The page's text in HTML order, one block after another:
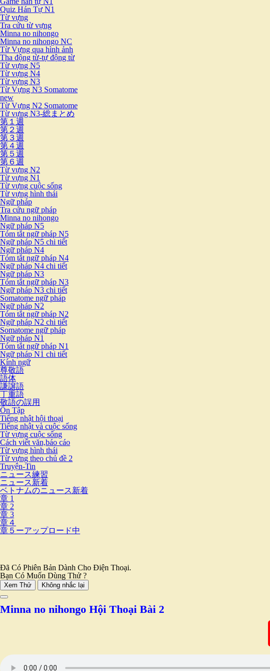
Quiz Hán Tự N1
Từ vựng
Tra cứu từ vựng
Minna no nihongo
Minna no nihongo NC
Từ Vựng qua hình ảnh
Tha động từ-tự động từ
Từ vựng N5
Từ vựng N4
Từ vựng N3
Từ Vựng N3 Somatome
new
Từ Vựng N2 Somatome
Từ vựng N3-総まとめ
第１週
第２週
第３週
第４週
第５週
第６週
Từ vựng N2
Từ vựng N1
Từ vựng cuộc sống
Từ vựng hình thái
Ngữ pháp
Tra cứu ngữ pháp
Minna no nihongo
Ngữ pháp N5
Tóm tắt ngữ pháp N5
Ngữ pháp N5 chi tiết
Ngữ pháp N4
Tóm tắt ngữ pháp N4
Ngữ pháp N4 chi tiết
Ngữ pháp N3
Tóm tắt ngữ pháp N3
Ngữ pháp N3 chi tiết
Somatome ngữ pháp
Ngữ pháp N2
Tóm tắt ngữ pháp N2
Ngữ pháp N2 chi tiết
Somatome ngữ pháp
Ngữ pháp N1
Tóm tắt ngữ pháp N1
Ngữ pháp N1 chi tiết
Kính ngữ
尊敬語
語体
謙譲語
丁重語
敬語の誤用
Ôn Tập
Tiếng nhật hội thoại
Tiếng nhật và cuộc sống
Từ vựng cuộc sống
Cách viết văn,báo cáo
Từ vựng hình thái
Từ vựng theo chủ đề 2
Truyện-Tin
ニュース練習
ニュース新着
ベトナムのニュース新着
章 1
章 2
章 3
章４
章５ーアップロード中
Đã Có Phiên Bản Dành Cho Điện Thoại.
Bạn Có Muốn Dùng Thử ?
Xem Thử Không nhắc lại
Minna no nihongo Hội Thoại Bài 2